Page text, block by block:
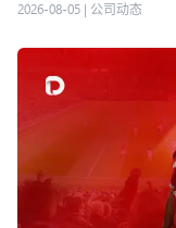
2026-08-05 | 公司动态